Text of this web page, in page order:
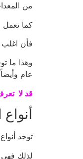
من
كما تعمل
فأن اغلب
وهذا ما
عام
قد لا
توجد
لذلك فهي